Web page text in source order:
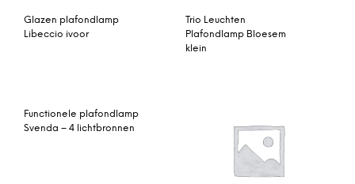
Glazen plafondlamp
Libeccio ivoor
Trio Leuchten
Plafondlamp Bloesem
klein
Functionele plafondlamp